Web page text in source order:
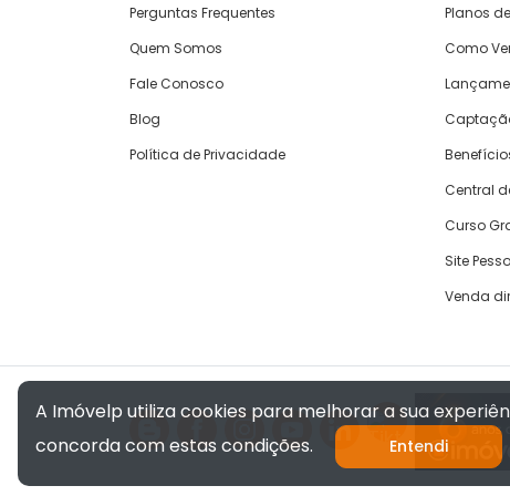
Perguntas Frequentes
Quem Somos
Fale Conosco
Blog
Política de Privacidade
Planos
Como
Central
Curso
Site
Venda
A Imóvelp utiliza cookies para melhorar a sua
concorda com estas condições.
Entendi